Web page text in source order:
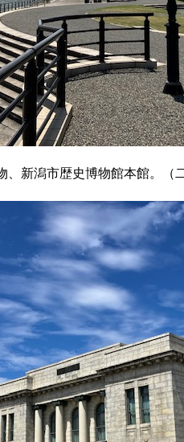
新潟市歴史博物館本館。（